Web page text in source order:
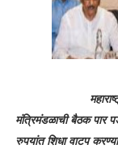
महाराष्ट्र :मुंबई
मंत्रिमंडळाची बैठक पार
रुपयांत शिधा वाटप